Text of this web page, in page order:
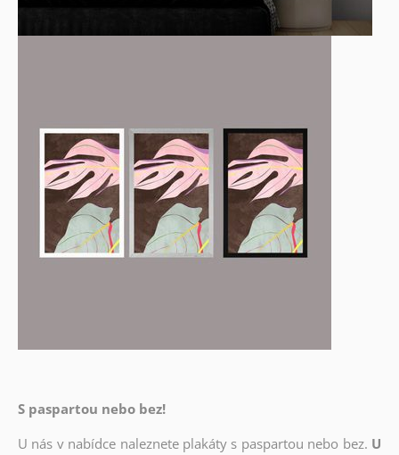
S paspartou nebo bez!
U nás v nabídce naleznete plakáty s paspartou nebo bez. U